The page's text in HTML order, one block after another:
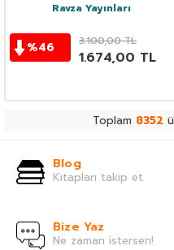
Ravza Yayınları
%46 3.100,00TL
1.674,00 TL
Toplam 8352
Blog
Kitapları takip et.
Bize Yaz
Ne zaman istersen!